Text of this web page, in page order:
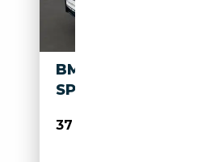
BMW X3 XDRIVE30E M
SPORTPAKET, HYBRID
37 400€